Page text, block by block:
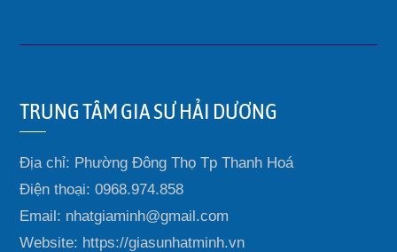
TRUNG TÂM GIA SƯ HẢI DƯƠNG
Địa chỉ: Phường Đông Thọ Tp Thanh Hoá
Điện thoại: 0968.974.858
Email: nhatgiaminh@gmail.com
Website: https://giasunhatminh.vn